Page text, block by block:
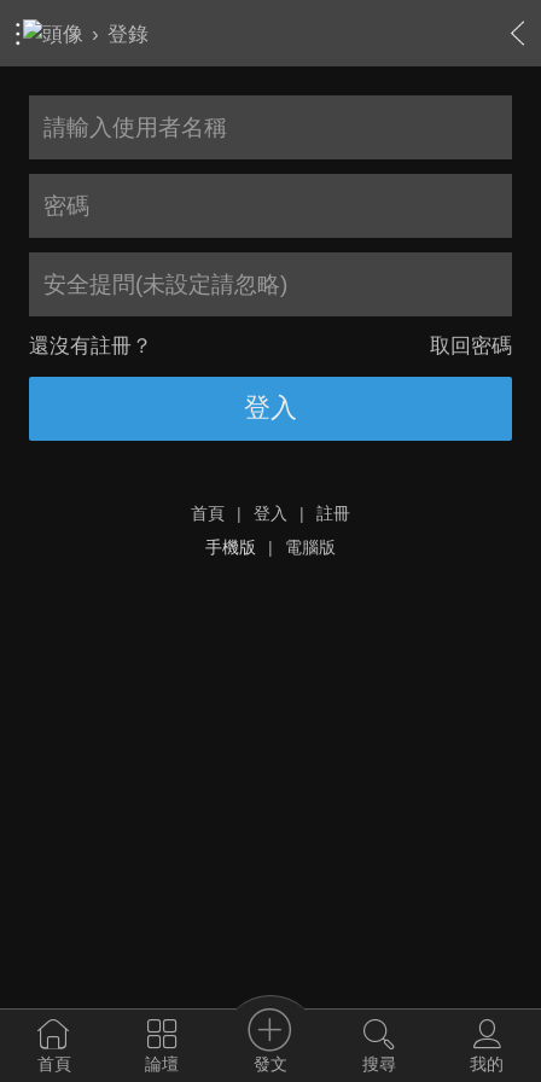
› 登錄
安全提問(未設定請忽略)
還沒有註冊？ 取回密碼
登入
首頁 | 登入 |
註冊
手機版
| 電腦版
首頁 論壇 發文 搜尋 我的